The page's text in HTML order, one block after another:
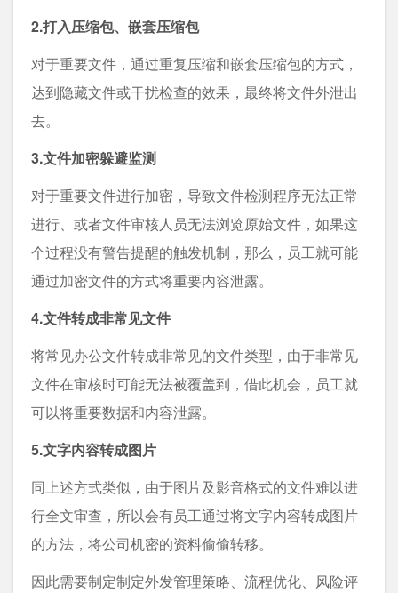
2.打入压缩包、嵌套压缩包
对于重要文件，通过重复压缩和嵌套压缩包的方式，
达到隐藏文件或干扰检查的效果，最终将文件外泄出
去。
3.文件加密躲避监测
对于重要文件进行加密，导致文件检测程序无法正常
进行、或者文件审核人员无法浏览原始文件，如果这
个过程没有警告提醒的触发机制，那么，员工就可能
通过加密文件的方式将重要内容泄露。
4.文件转成非常见文件
将常见办公文件转成非常见的文件类型，由于非常见
文件在审核时可能无法被覆盖到，借此机会，员工就
可以将重要数据和内容泄露。
5.文字内容转成图片
同上述方式类似，由于图片及影音格式的文件难以进
行全文审查，所以会有员工通过将文字内容转成图片
的方法，将公司机密的资料偷偷转移。
因此需要制定制定外发管理策略、流程优化、风险评